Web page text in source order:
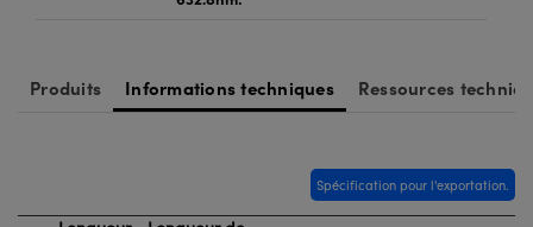
Produits Informations techniques Ressources
Spécification pour l'exportation.